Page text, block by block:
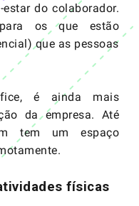
do colaborador.
os que estão
que as pessoas
é ainda mais
da empresa. Até
tem um espaço
físicas